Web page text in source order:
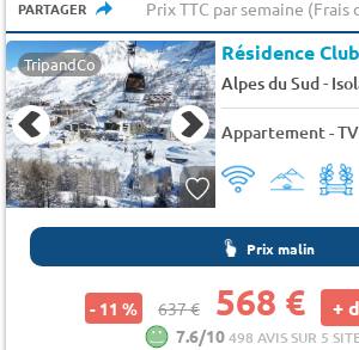
PARTAGER Prix TTC par semaine (Frais
TripandCo
Alpes du Sud-
Prix malin
- 11 % 637 € 568 € +
7.6/10498 AVIS SUR 5